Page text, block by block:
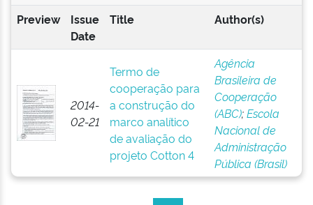
Preview
Issue
Date
Title Author(s)
2014-
02-21
Termo de
cooperação para
a construção do
marco analítico
de avaliação do
projeto Cotton 4
Agência
Brasileira de
Cooperação
(ABC);Escola
Nacional de
Administração
Pública (Brasil)